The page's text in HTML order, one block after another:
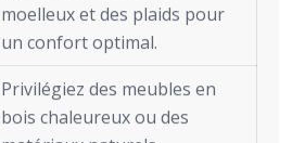
moelleux et des plaids pour
un confort optimal.
Privilégiez des meubles en
bois chaleureux ou des